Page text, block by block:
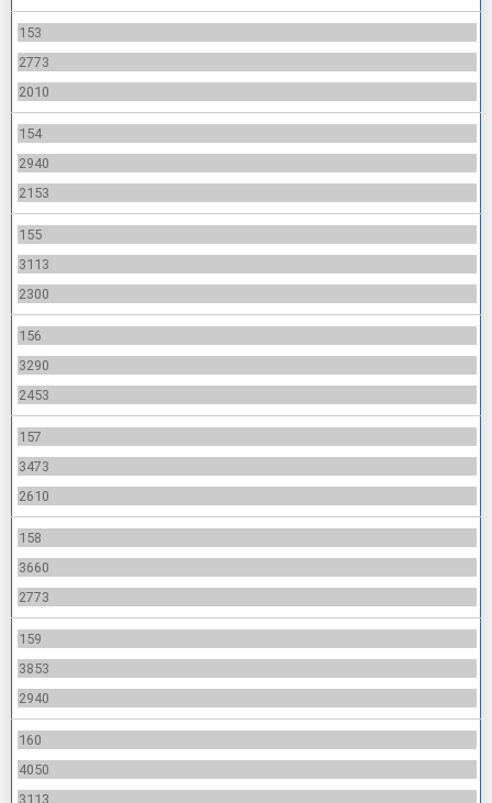
153
2773
2010
154
2940
2153
155
3113
2300
156
3290
2453
157
3473
2610
158
3660
2773
159
3853
2940
160
4050
3113